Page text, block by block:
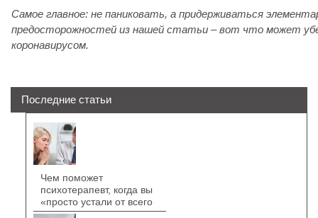
Самое главное: не паниковать, а придерживаться
предосторожностей из нашей статьи – вот что может
коронавирусом.
Последние статьи
Чем поможет
психотерапевт, когда вы
«просто устали от всего